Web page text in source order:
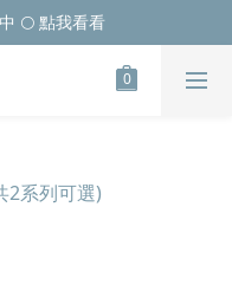
🌕 點我看看